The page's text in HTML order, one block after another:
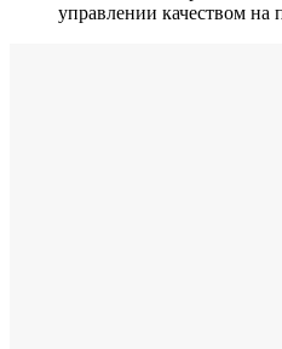
управлении качеством на